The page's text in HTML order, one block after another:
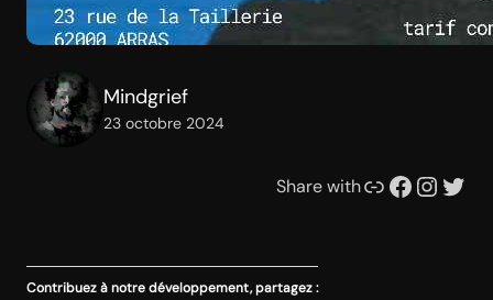
Mindgrief
23 octobre 2024
Share withLien Facebook Instagram Twitter
Contribuez à notre développement, partagez :